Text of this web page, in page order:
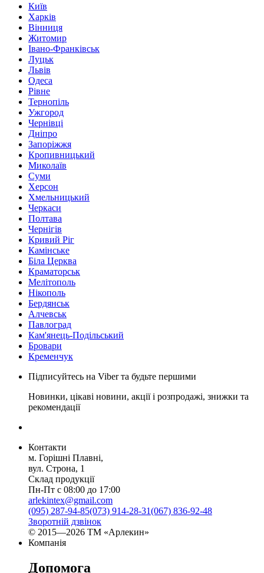
Київ
Харків
Вінниця
Житомир
Івано-Франківськ
Луцьк
Львів
Одеса
Рівне
Тернопіль
Ужгород
Чернівці
Дніпро
Запоріжжя
Кропивницький
Миколаїв
Суми
Херсон
Хмельницький
Черкаси
Полтава
Чернігів
Кривий Ріг
Камінське
Біла Церква
Краматорськ
Мелітополь
Нікополь
Бердянськ
Алчевськ
Павлоград
Кам'янець-Подільський
Бровари
Кременчук
Підписуйтесь на Viber та будьте першими
Новинки, цікаві новини, акції і розпродажі, знижки та
рекомендації
Контакти
м. Горішні Плавні,
вул. Строна, 1
Склад продукції
Пн-Пт с 08:00 до 17:00
arlekintex@gmail.com
(095) 287-94-85(073) 914-28-31(067) 836-92-48
Зворотній дзвінок
© 2015—2026 ТМ «Арлекин»
Компанія
Допомога